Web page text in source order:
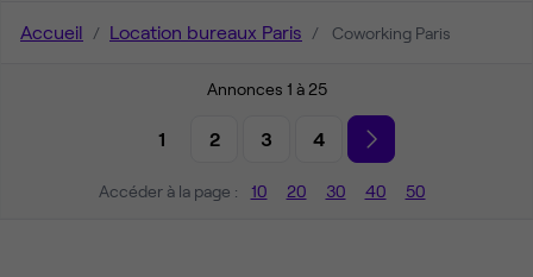
Accueil Location bureaux Paris Coworking Paris
Annonces 1 à 25
1 2 3 4
Accéder à la page : 10 20 30 40 50